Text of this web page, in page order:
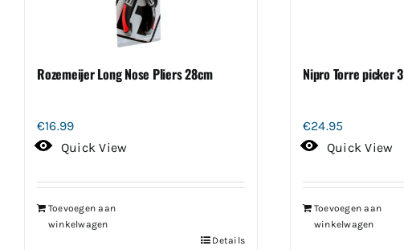
Rozemeijer Long Nose Pliers 28cm
€16.99
Quick View
Toevoegen aan
winkelwagen
Details
Nipro Torre picker 3
€24.95
Quick View
Toevoegen aan
winkelwagen